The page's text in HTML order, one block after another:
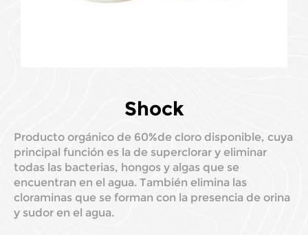
Shock
Producto orgánico de 60%de cloro disponible, cuya
principal función es la de superclorar y eliminar
todas las bacterias, hongos y algas que se
encuentran en el agua. También elimina las
cloraminas que se forman con la presencia de orina
y sudor en el agua.